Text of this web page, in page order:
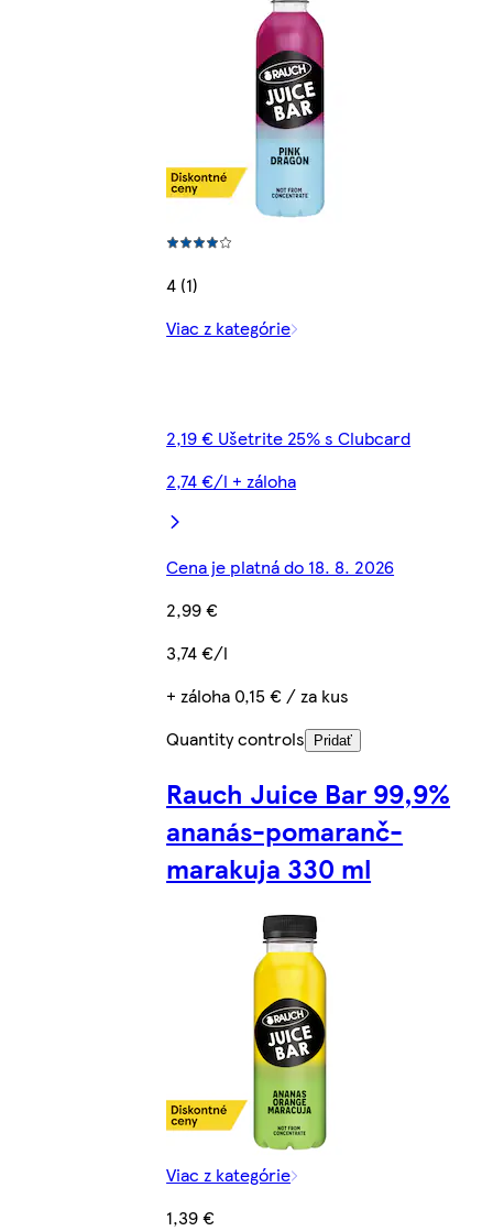
4 (1)
Viac z kategórie
2,19 € Ušetrite 25% s Clubcard
2,74 €/l + záloha
Cena je platná do 18. 8. 2026
2,99 €
3,74 €/l
+ záloha 0,15 € / za kus
Quantity controls
Pridať
Rauch Juice Bar 99,9%
ananás-pomaranč-
marakuja 330 ml
Viac z kategórie
1,39 €